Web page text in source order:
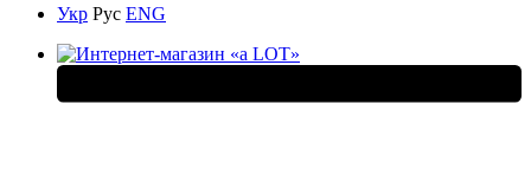
Укр Рус ENG